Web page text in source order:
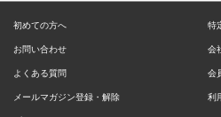
初めての方へ 特
お問い合わせ 会
よくある質問 会
メールマガジン登録・解除 利